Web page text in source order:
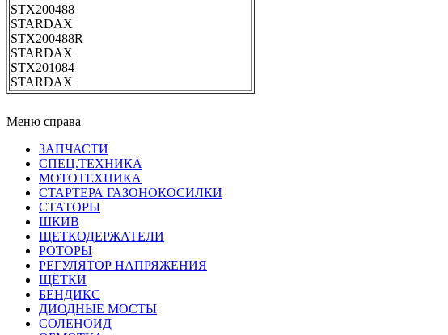
STX200488
STARDAX
STX200488R
STARDAX
STX201084
STARDAX
Меню справа
ЗАПЧАСТИ
СПЕЦ.ТЕХНИКА
МОТОТЕХНИКА
СТАРТЕРА ГАЗОНОКОСИЛКИ
СТАТОРЫ
ШКИВ
ЩЕТКОДЕРЖАТЕЛИ
РОТОРЫ
РЕГУЛЯТОР НАПРЯЖЕНИЯ
ЩЁТКИ
БЕНДИКС
ДИОДНЫЕ МОСТЫ
СОЛЕНОИД